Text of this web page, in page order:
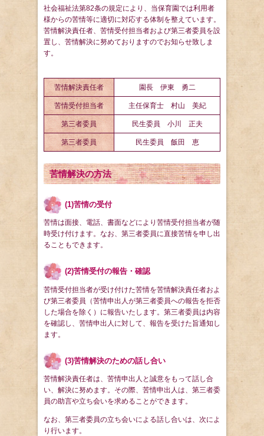
社会福祉法第82条の規定により、当保育園では利用者
様からの苦情等に適切に対応する体制を整えています。
苦情解決責任者、苦情受付担当者および第三者委員を設
置し、苦情解決に努めておりますのでお知らせ致しま
す。
苦情解決責任者 園長 伊東 勇二
苦情受付担当者 主任保育士 村山 美紀
第三者委員 民生委員 小川 正夫
第三者委員 民生委員 飯田 恵
苦情解決の方法
(1)苦情の受付
苦情は面接、電話、書面などにより苦情受付担当者が随
時受け付けます。なお、第三者委員に直接苦情を申し出
ることもできます。
(2)苦情受付の報告・確認
苦情受付担当者が受け付けた苦情を苦情解決責任者およ
び第三者委員（苦情申出人が第三者委員への報告を拒否
した場合を除く）に報告いたします。第三者委員は内容
を確認し、苦情申出人に対して、報告を受けた旨通知し
ます。
(3)苦情解決のための話し合い
苦情解決責任者は、苦情申出人と誠意をもって話し合
い、解決に努めます。その際、苦情申出人は、第三者委
員の助言や立ち会いを求めることができます。
なお、第三者委員の立ち会いによる話し合いは、次によ
り行います。